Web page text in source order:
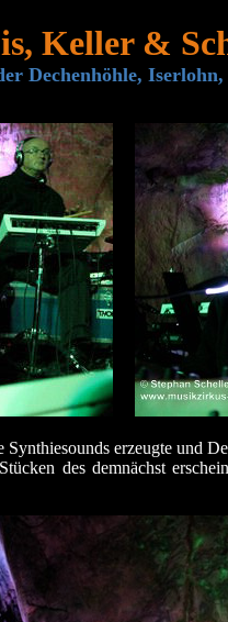
Keller &
Dechenhöhle, Iserlohn,
erzeugte und
des demnächst